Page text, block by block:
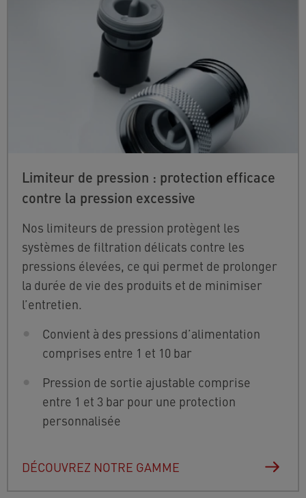
Limiteur de pression : protection efficace
contre la pression excessive
Nos limiteurs de pression protègent les
systèmes de filtration délicats contre les
pressions élevées, ce qui permet de prolonger
la durée de vie des produits et de minimiser
l’entretien.
Convient à des pressions d’alimentation
comprises entre 1 et 10 bar
Pression de sortie ajustable comprise
entre 1 et 3 bar pour une protection
personnalisée
DÉCOUVREZ NOTRE GAMME